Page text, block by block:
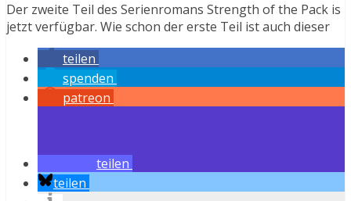
Der zweite Teil des Serienromans Strength of the Pack is
jetzt verfügbar. Wie schon der erste Teil ist auch dieser
teilen
spenden
patreon
teilen
teilen